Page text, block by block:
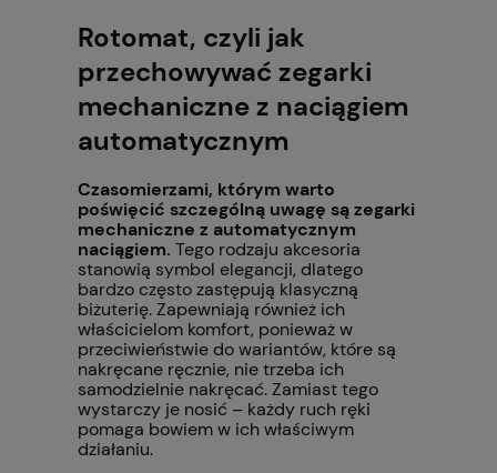
Rotomat, czyli jak
przechowywać zegarki
mechaniczne z naciągiem
automatycznym
Czasomierzami, którym warto
poświęcić szczególną uwagę są zegarki
mechaniczne z automatycznym
naciągiem. Tego rodzaju akcesoria
stanowią symbol elegancji, dlatego
bardzo często zastępują klasyczną
biżuterię. Zapewniają również ich
właścicielom komfort, ponieważ w
przeciwieństwie do wariantów, które są
nakręcane ręcznie, nie trzeba ich
samodzielnie nakręcać. Zamiast tego
wystarczy je nosić – każdy ruch ręki
pomaga bowiem w ich właściwym
działaniu.